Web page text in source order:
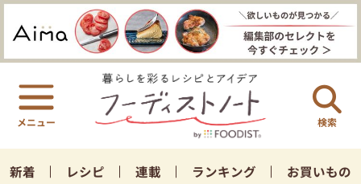
検索
新着 レシピ 連載 ランキング お買いもの